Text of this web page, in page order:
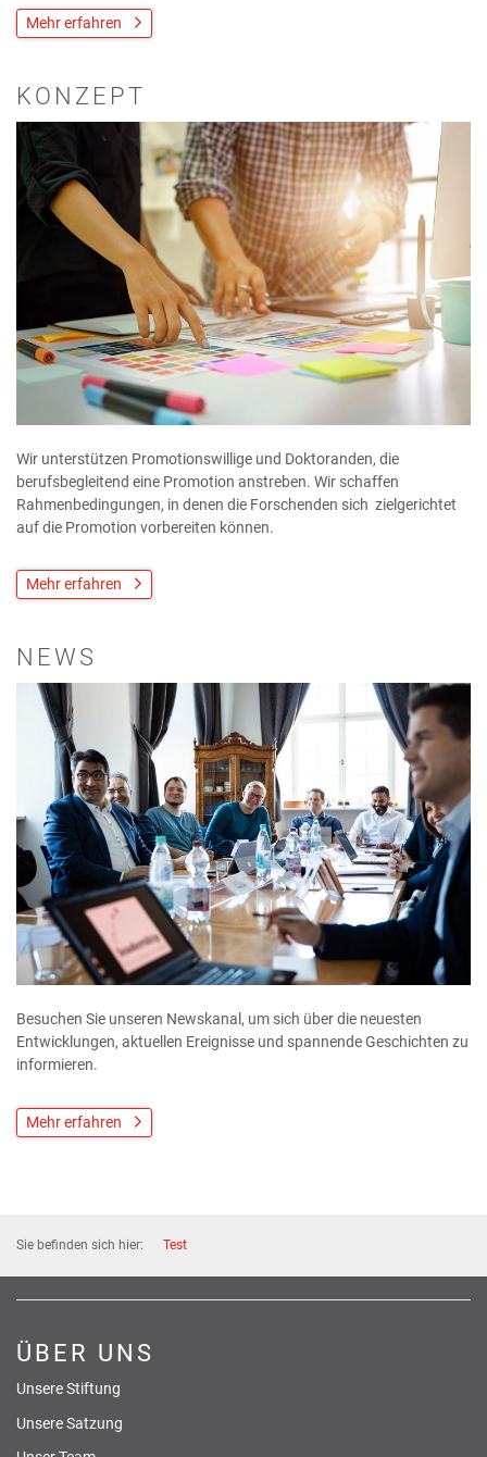
Mehr erfahren
KONZEPT
Wir unterstützen Promotionswillige und Doktoranden, die
berufsbegleitend eine Promotion anstreben. Wir schaffen
Rahmenbedingungen, in denen die Forschenden sich zielgerichtet
auf die Promotion vorbereiten können.
Mehr erfahren
NEWS
Besuchen Sie unseren Newskanal, um sich über die neuesten
Entwicklungen, aktuellen Ereignisse und spannende Geschichten zu
informieren.
Mehr erfahren
Sie befinden sich hier: Test
ÜBER UNS
Unsere Stiftung
Unsere Satzung